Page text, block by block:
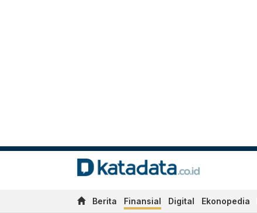
Berita Finansial Digital Ekonopedia